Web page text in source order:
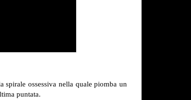
spirale ossessiva nella quale piomba un
puntata.